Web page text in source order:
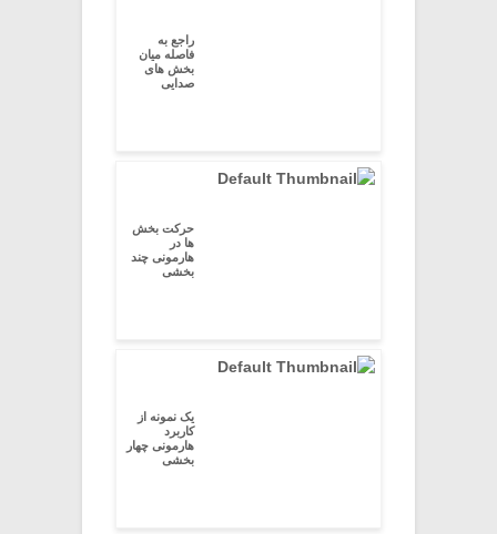
راجع به
فاصله میان
بخش های
صدایی
حرکت بخش
هارمونی چند
بخشی
یک نمونه از
کاربرد
هارمونی چهار
بخشی